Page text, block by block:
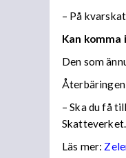
– På
Kan komma
Den som
Återbäringen
– Ska du få
Skatteverket.
Läs mer: